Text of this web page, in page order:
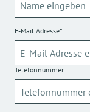
E-Mail Adresse*
Telefonnummer